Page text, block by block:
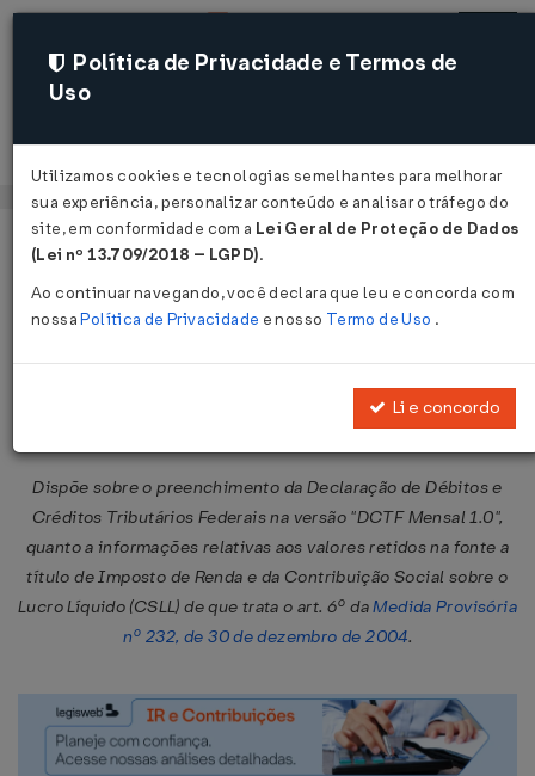
Acessar
Página Inicial Legislações
Ato Declaratório Executivo CORAT
Dispõe sobre o preenchimento da Declaração de Débitos e
Créditos Tributários Federais na versão "DCTF Mensal 1.0",
quanto a informações relativas aos valores retidos na fonte a
título de Imposto de Renda e da Contribuição Social sobre o
Lucro Líquido (CSLL) de que trata o art. 6º daMedida Provisória
nº 232, de 30 de dezembro de 2004.
Política de Privacidade e Termos de
Uso
Utilizamos cookies e tecnologias semelhantes para melhorar
sua experiência, personalizar conteúdo e analisar o tráfego do
site, em conformidade com a Lei Geral de Proteção de Dados
(Lei nº 13.709/2018 – LGPD).
Ao continuar navegando, você declara que leu e concorda com
nossaPolítica de Privacidade e nosso Termo de Uso .
Li e concordo